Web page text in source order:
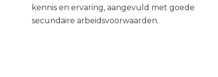
kennis en ervaring, aangevuld met goede
secundaire arbeidsvoorwaarden.